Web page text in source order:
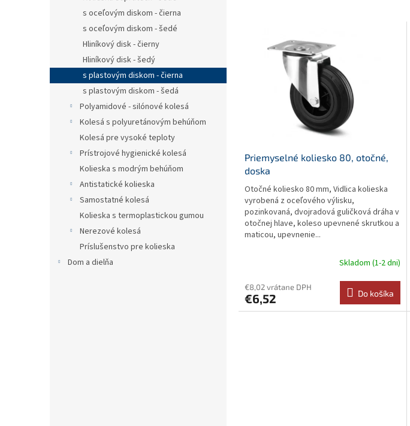
s oceľovým diskom - čierna
s oceľovým diskom - šedé
Hliníkový disk - čierny
Hliníkový disk - šedý
s plastovým diskom - čierna
s plastovým diskom - šedá
Polyamidové - silónové kolesá
Kolesá s polyuretánovým behúňom
Kolesá pre vysoké teploty
Prístrojové hygienické kolesá
Kolieska s modrým behúňom
Antistatické kolieska
Samostatné kolesá
Kolieska s termoplastickou gumou
Nerezové kolesá
Príslušenstvo pre kolieska
Dom a dielňa
Priemyselné koliesko 80, otočné,
doska
Otočné koliesko 80 mm, Vidlica kolieska
vyrobená z oceľového výlisku,
pozinkovaná, dvojradová guličková dráha v
otočnej hlave, koleso upevnené skrutkou a
maticou, upevnenie...
Skladom (1-2 dni)
€8,02 vrátane DPH
€6,52 Do košíka